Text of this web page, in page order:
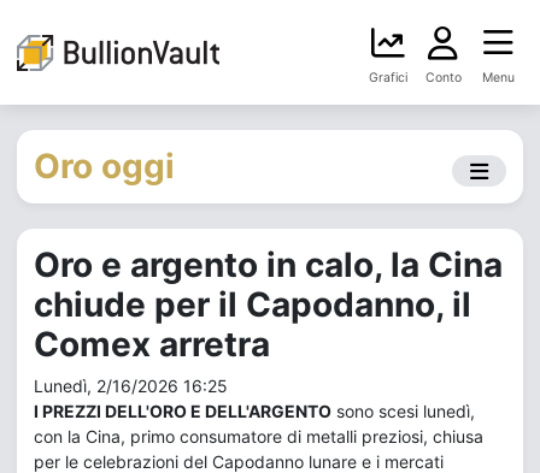
Grafici Conto Menu
Oro oggi
Oro e argento in calo, la Cina
chiude per il Capodanno, il
Comex arretra
Lunedì, 2/16/2026 16:25
I PREZZI DELL'ORO E DELL'ARGENTO sono scesi lunedì,
con la Cina, primo consumatore di metalli preziosi, chiusa
per le celebrazioni del Capodanno lunare e i mercati